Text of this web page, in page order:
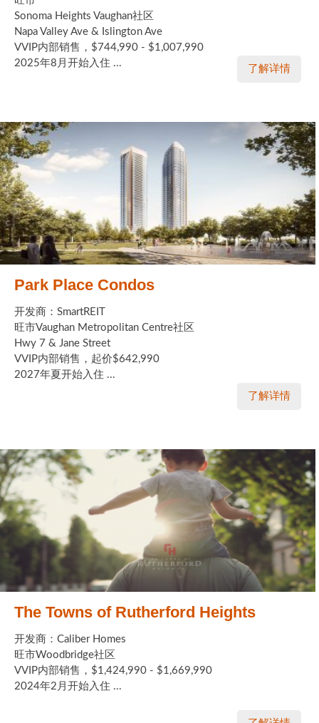
Sonoma Heights Vaughan社区
Napa Valley Ave & Islington Ave
VVIP内部销售，$744,990 - $1,007,990
2025年8月开始入住 ...
了解详情
Park Place Condos
开发商：SmartREIT
旺市Vaughan Metropolitan Centre社区
Hwy 7 & Jane Street
VVIP内部销售，起价$642,990
2027年夏开始入住 ...
了解详情
The Towns of Rutherford Heights
开发商：Caliber Homes
旺市Woodbridge社区
VVIP内部销售，$1,424,990 - $1,669,990
2024年2月开始入住 ...